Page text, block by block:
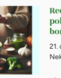
21.